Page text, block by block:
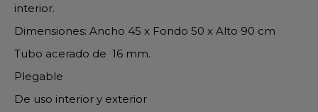
interior.
Dimensiones: Ancho 45 x Fondo 50 x Alto 90 cm
Tubo acerado de 16 mm.
Plegable
De uso interior y exterior